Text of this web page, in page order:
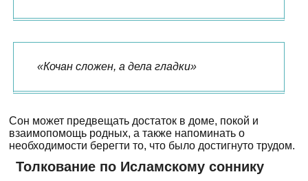
«Кочан сложен, а дела гладки»
Сон может предвещать достаток в доме, покой и
взаимопомощь родных, а также напоминать о
необходимости берегти то, что было достигнуто трудом.
Толкование по Исламскому соннику